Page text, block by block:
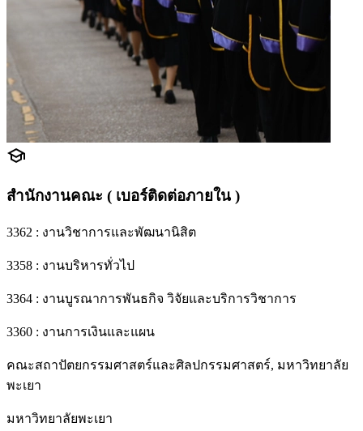
school
สำนักงานคณะ ( เบอร์ติดต่อภายใน )
3362 : งานวิชาการและพัฒนานิสิต
3358 : งานบริหารทั่วไป
3364 : งานบูรณาการพันธกิจ วิจัยและบริการวิชาการ
3360 : งานการเงินและแผน
คณะสถาปัตยกรรมศาสตร์และศิลปกรรมศาสตร์, มหาวิทยาลัย
พะเยา
มหาวิทยาลัยพะเยา